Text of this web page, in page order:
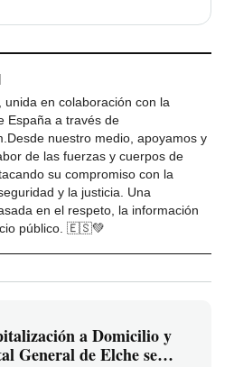
unida en colaboración con la
España a través de
nuestro medio, apoyamos y
de las fuerzas y cuerpos de
su compromiso con la
y la justicia. Una
en el respeto, la información
público. 🇪🇸💚
a Domicilio y
General de Elche se